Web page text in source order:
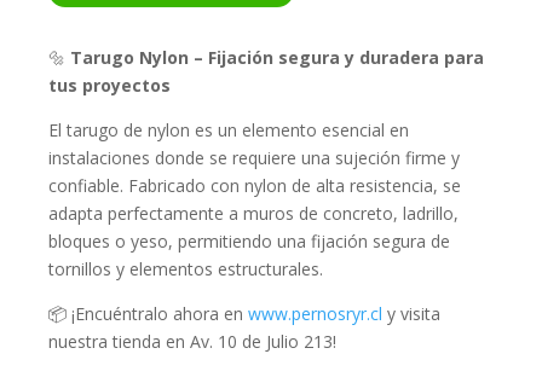
🔩 Tarugo Nylon – Fijación segura y duradera para
tus proyectos
El tarugo de nylon es un elemento esencial en
instalaciones donde se requiere una sujeción firme y
confiable. Fabricado con nylon de alta resistencia, se
adapta perfectamente a muros de concreto, ladrillo,
bloques o yeso, permitiendo una fijación segura de
tornillos y elementos estructurales.
📦 ¡Encuéntralo ahora en www.pernosryr.cl y visita
nuestra tienda en Av. 10 de Julio 213!